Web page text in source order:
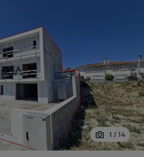
1 / 14